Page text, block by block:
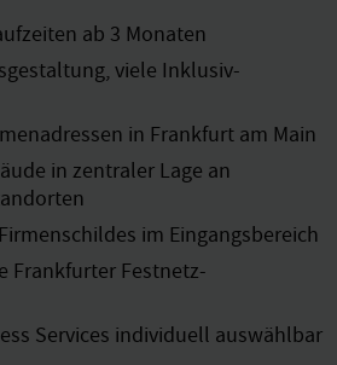
ab 3 Monaten
viele Inklusiv-
in Frankfurt am Main
in zentraler Lage an
im Eingangsbereich
Frankfurter Festnetz-
Services individuell auswählbar